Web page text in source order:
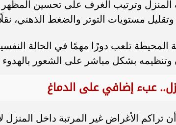
المنزل وترتيب الغرف على تحسين المظهر
وتقليل مستويات التوتر والضغط الذهني،
المحيطة تلعب دورًا مهمًا في الحالة
بشكل مباشر على الشعور بالهدوء
عبء إضافي على الدماغ
تراكم الأغراض غير المرتبة داخل
كيف تميزين بين حب الشباب وسرطان
التحذيرية